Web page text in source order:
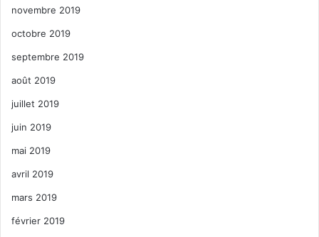
novembre 2019
octobre 2019
septembre 2019
août 2019
juillet 2019
juin 2019
mai 2019
avril 2019
mars 2019
février 2019